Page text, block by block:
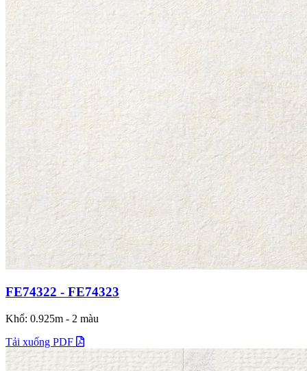
FE74322 - FE74323
Khổ: 0.925m - 2 màu
Tải xuống PDF